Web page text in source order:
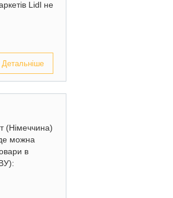
Lidl не
Детальніше
(Німеччина)
можна
в